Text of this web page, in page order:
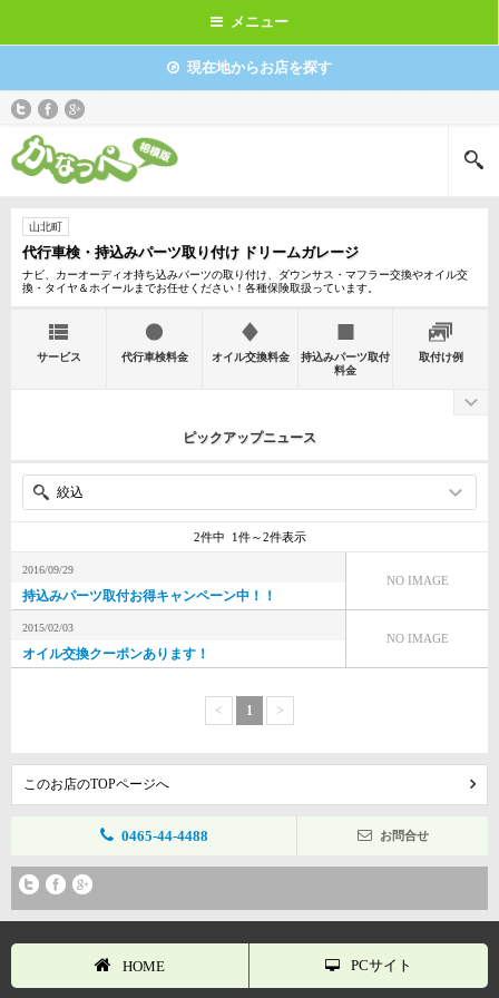
メニュー
現在地からお店を探す
山北町
代行車検・持込みパーツ取り付け ドリームガレージ
ナビ、カーオーディオ持ち込みパーツの取り付け、ダウンサス・マフラー交換やオイル交
換・タイヤ＆ホイールまでお任せください！各種保険取扱っています。
サービス 代行車検料金 オイル交換料金
持込みパーツ取付
料金
取付け例
ピックアップニュース
絞込
2件中 1件～2件表示
2016/09/29
持込みパーツ取付お得キャンペーン中！！
NO IMAGE
2015/02/03
オイル交換クーポンあります！
NO IMAGE
< 1 >
このお店のTOPページへ
0465-44-4488 お問合せ
HOME PCサイト